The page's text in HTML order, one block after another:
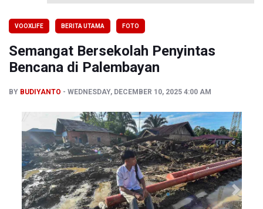
Febrie Adriansyah Dicecar Puluhan Pertanyaan Saat
BGN Proses Pemberhentian Tidak Hormat 66 Kepala
VOOXLIFE BERITA UTAMA FOTO
Semangat Bersekolah Penyintas
Bencana di Palembayan
BY BUDIYANTO WEDNESDAY, DECEMBER 10, 2025 4:00 AM
Previous Next